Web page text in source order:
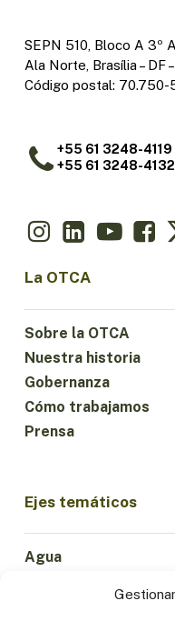
SEPN 510, Bloco A 3º
Ala Norte, Brasília – DF
Código postal: 70.750-
+55 61 3248-4119
+55 61 3248-4132
La OTCA
Sobre la OTCA
Nuestra historia
Gobernanza
Cómo trabajamos
Prensa
Ejes temáticos
Agua